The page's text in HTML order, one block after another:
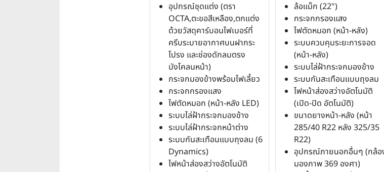
อุปกรณ์ชุดแต่ง (ตรา
OCTA,ตะขอสีเหลือง,ตกแต่ง
ด้วยวัสดุคาร์บอนไฟเบอร์ที่
ครีบระบายอากาศบนฝากระ
โปรง และช่องดักลมตรง
บังโคลนหน้า)
กระจกมองข้างพร้อมไฟเลี้ยว
กระจกกรองแสง
ไฟตัดหมอก (หน้า-หลัง LED)
ระบบไล่ฝ้ากระจกมองข้าง
ระบบไล่ฝ้ากระจกหน้าต่าง
ระบบกันสะเทือนแบบถุงลม (6
Dynamics)
ไฟหน้าส่องสว่างอัตโนมัติ
ล้อแม็ก (22")
กระจกกรองแสง
ไฟตัดหมอก (หน้า-หลัง)
ระบบควบคุมระยะการจอด
(หน้า-หลัง)
ระบบไล่ฝ้ากระจกมองข้าง
ระบบกันสะเทือนแบบถุงลม
ไฟหน้าส่องสว่างอัตโนมัติ
(เปิด-ปิด อัตโนมัติ)
ขนาดยางหน้า-หลัง (หน้า
285/40 R22 หลัง 325/35
R22)
อุปกรณ์ภายนอกอื่นๆ (กล้อ
มองภาพ 369 องศา)